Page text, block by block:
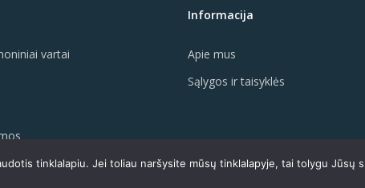
vartai
Informacija
Apie mus
Sąlygos ir taisyklės
tinklalapiu. Jei toliau naršysite mūsų tinklalapyje, tai tolygu Jūsų